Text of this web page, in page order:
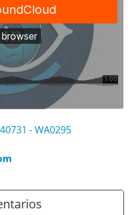
- WA0295